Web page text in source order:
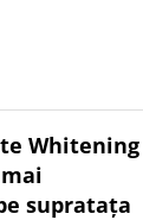
Whitening
supratața